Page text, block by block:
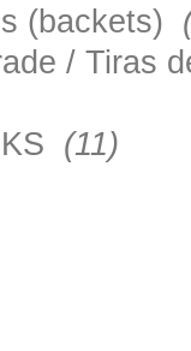
(backets)
/ Tiras
(11)